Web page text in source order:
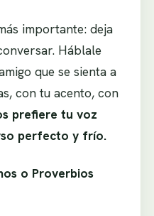
importante: deja
Háblale
que se sienta a
con tu acento, con
prefiere tu voz
perfecto y frío.
o Proverbios